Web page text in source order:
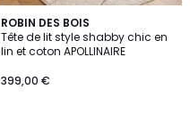
ROBIN DES BOIS
Tête de lit style shabby chic en
lin et coton APOLLINAIRE
399,00 €